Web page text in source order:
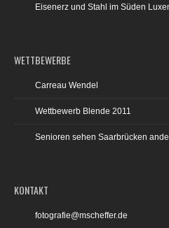
Eisenerz und Stahl im Süden
WETTBEWERBE
Carreau Wendel
Wettbewerb Blende 2011
Senioren sehen Saarbrücken
KONTAKT
fotografie@mscheffer.de